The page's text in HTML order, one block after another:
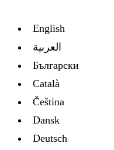
English
العربية
Български
Català
Čeština
Dansk
Deutsch